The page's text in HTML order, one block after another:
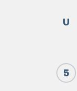
U
5